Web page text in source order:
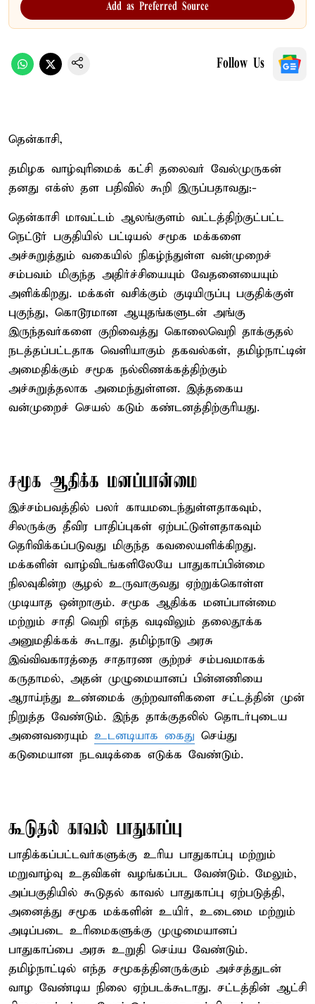
Add as Preferred Source
Follow Us
தென்காசி,
தமிழக வாழ்வுரிமைக் கட்சி தலைவர் வேல்முருகன்
தனது எக்ஸ் தள பதிவில் கூறி இருப்பதாவது:-
தென்காசி மாவட்டம் ஆலங்குளம் வட்டத்திற்குட்பட்ட
நெட்டூர் பகுதியில் பட்டியல் சமூக மக்களை
அச்சுறுத்தும் வகையில் நிகழ்ந்துள்ள வன்முறைச்
சம்பவம் மிகுந்த அதிர்ச்சியையும் வேதனையையும்
அளிக்கிறது. மக்கள் வசிக்கும் குடியிருப்பு பகுதிக்குள்
புகுந்து, கொடூரமான ஆயுதங்களுடன் அங்கு
இருந்தவர்களை குறிவைத்து கொலைவெறி தாக்குதல்
நடத்தப்பட்டதாக வெளியாகும் தகவல்கள், தமிழ்நாட்டின்
அமைதிக்கும் சமூக நல்லிணக்கத்திற்கும்
அச்சுறுத்தலாக அமைந்துள்ளன. இத்தகைய
வன்முறைச் செயல் கடும் கண்டனத்திற்குரியது.
சமூக ஆதிக்க மனப்பான்மை
இச்சம்பவத்தில் பலர் காயமடைந்துள்ளதாகவும்,
சிலருக்கு தீவிர பாதிப்புகள் ஏற்பட்டுள்ளதாகவும்
தெரிவிக்கப்படுவது மிகுந்த கவலையளிக்கிறது.
மக்களின் வாழ்விடங்களிலேயே பாதுகாப்பின்மை
நிலவுகின்ற சூழல் உருவாகுவது ஏற்றுக்கொள்ள
முடியாத ஒன்றாகும். சமூக ஆதிக்க மனப்பான்மை
மற்றும் சாதி வெறி எந்த வடிவிலும் தலைதூக்க
அனுமதிக்கக் கூடாது. தமிழ்நாடு அரசு
இவ்விவகாரத்தை சாதாரண குற்றச் சம்பவமாகக்
கருதாமல், அதன் முழுமையானப் பின்னணியை
ஆராய்ந்து உண்மைக் குற்றவாளிகளை சட்டத்தின் முன்
நிறுத்த வேண்டும். இந்த தாக்குதலில் தொடர்புடைய
அனைவரையும் உடனடியாக கைது செய்து
கடுமையான நடவடிக்கை எடுக்க வேண்டும்.
கூடுதல் காவல் பாதுகாப்பு
பாதிக்கப்பட்டவர்களுக்கு உரிய பாதுகாப்பு மற்றும்
மறுவாழ்வு உதவிகள் வழங்கப்பட வேண்டும். மேலும்,
அப்பகுதியில் கூடுதல் காவல் பாதுகாப்பு ஏற்படுத்தி,
அனைத்து சமூக மக்களின் உயிர், உடைமை மற்றும்
அடிப்படை உரிமைகளுக்கு முழுமையானப்
பாதுகாப்பை அரசு உறுதி செய்ய வேண்டும்.
தமிழ்நாட்டில் எந்த சமூகத்தினருக்கும் அச்சத்துடன்
வாழ வேண்டிய நிலை ஏற்படக்கூடாது. சட்டத்தின் ஆட்சி